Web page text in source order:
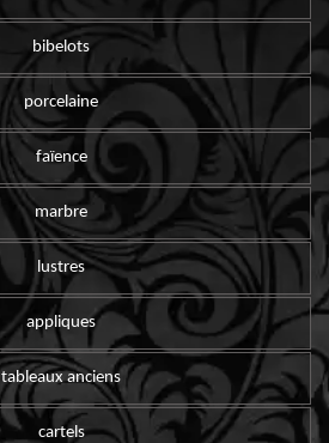
bibelots
porcelaine
faïence
marbre
lustres
appliques
tableaux anciens
cartels